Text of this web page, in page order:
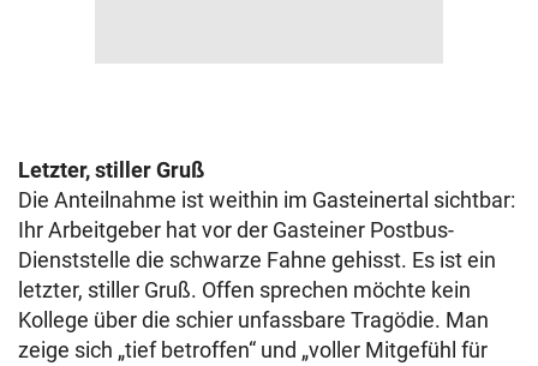
Letzter, stiller Gruß
Die Anteilnahme ist weithin im Gasteinertal sichtbar:
Ihr Arbeitgeber hat vor der Gasteiner Postbus-
Dienststelle die schwarze Fahne gehisst. Es ist ein
letzter, stiller Gruß. Offen sprechen möchte kein
Kollege über die schier unfassbare Tragödie. Man
zeige sich „tief betroffen“ und „voller Mitgefühl für